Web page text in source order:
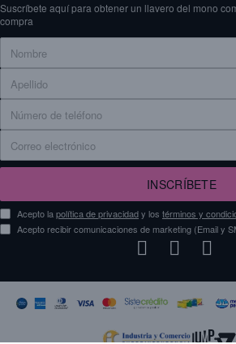
Suscríbete aquí para obtener un llavero del mono
compra
INSCRÍBETE
Acepto lapolítica de privacidady los términos y
Acepto recibir comunicaciones de marketing (Email y